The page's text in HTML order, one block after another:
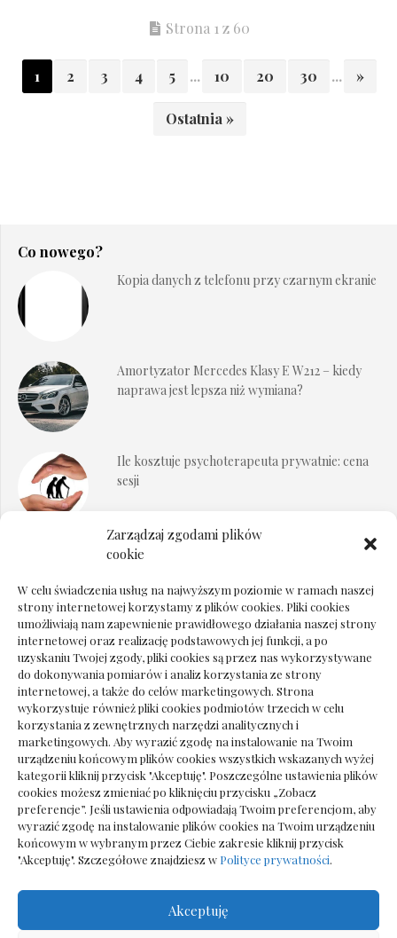
Zarządzaj zgodami plików
cookie
W celu świadczenia usług na najwyższym poziomie w ramach naszej
strony internetowej korzystamy z plików cookies. Pliki cookies
umożliwiają nam zapewnienie prawidłowego działania naszej strony
internetowej oraz realizację podstawowych jej funkcji, a po
uzyskaniu Twojej zgody, pliki cookies są przez nas wykorzystywane
do dokonywania pomiarów i analiz korzystania ze strony
internetowej, a także do celów marketingowych. Strona
wykorzystuje również pliki cookies podmiotów trzecich w celu
korzystania z zewnętrznych narzędzi analitycznych i
marketingowych. Aby wyrazić zgodę na instalowanie na Twoim
urządzeniu końcowym plików cookies wszystkich wskazanych wyżej
kategorii kliknij przycisk "Akceptuję". Poszczególne ustawienia plików
cookies możesz zmieniać po kliknięciu przycisku „Zobacz
preferencje”. Jeśli ustawienia odpowiadają Twoim preferencjom, aby
wyrazić zgodę na instalowanie plików cookies na Twoim urządzeniu
końcowym w wybranym przez Ciebie zakresie kliknij przycisk
"Akceptuję". Szczegółowe znajdziesz w Polityce prywatności.
Akceptuję
Strona 1 z 60
1 2 3 4 5 ... 10 20 30 ... »
Ostatnia »
Co nowego?
Kopia danych z telefonu przy czarnym ekranie
Amortyzator Mercedes Klasy E W212 – kiedy
naprawa jest lepsza niż wymiana?
Ile kosztuje psychoterapeuta prywatnie: cena
sesji
Dokumenty do odbioru przy zmianie biura
Deska podłogowa do salonu: jak wybrać bez
pośpiechu